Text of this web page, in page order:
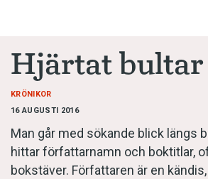
Krönikor
Språkfrågor
Skrivtips
Bokrecensioner
Kviss
Hjärtat
16 AUGUSTI 2016
KRÖNIKOR
Man går med sökande blick längs
hittar författarnamn och boktitlar,
bokstäver. Författaren är en